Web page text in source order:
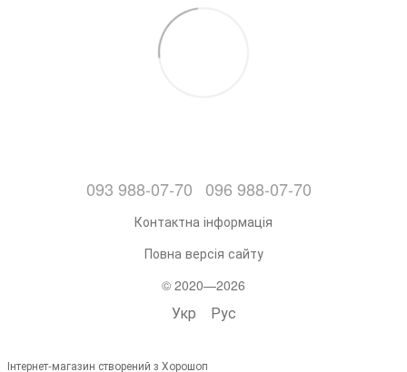
093 988-07-70 096 988-07-70
Контактна інформація
Повна версія сайту
© 2020—2026
Укр Рус
Інтернет-магазин створений з Хорошоп